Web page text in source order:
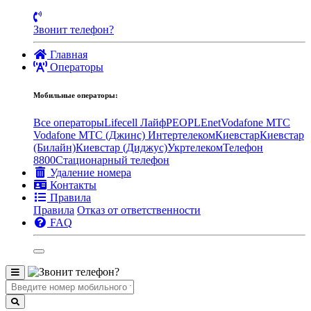
Звонит телефон?
Главная
Операторы
Мобильные операторы:
Все операторыLifecell ЛайфPEOPLEnetVodafone MTC
Vodafone МТС (Джинс) ИнтертелекомКиевстарКиевстар
(Билайн)Киевстар (Диджус)УкртелекомТелефон
8800Стационарный телефон
Удаление номера
Контакты
Правила
Правила Отказ от ответственности
FAQ